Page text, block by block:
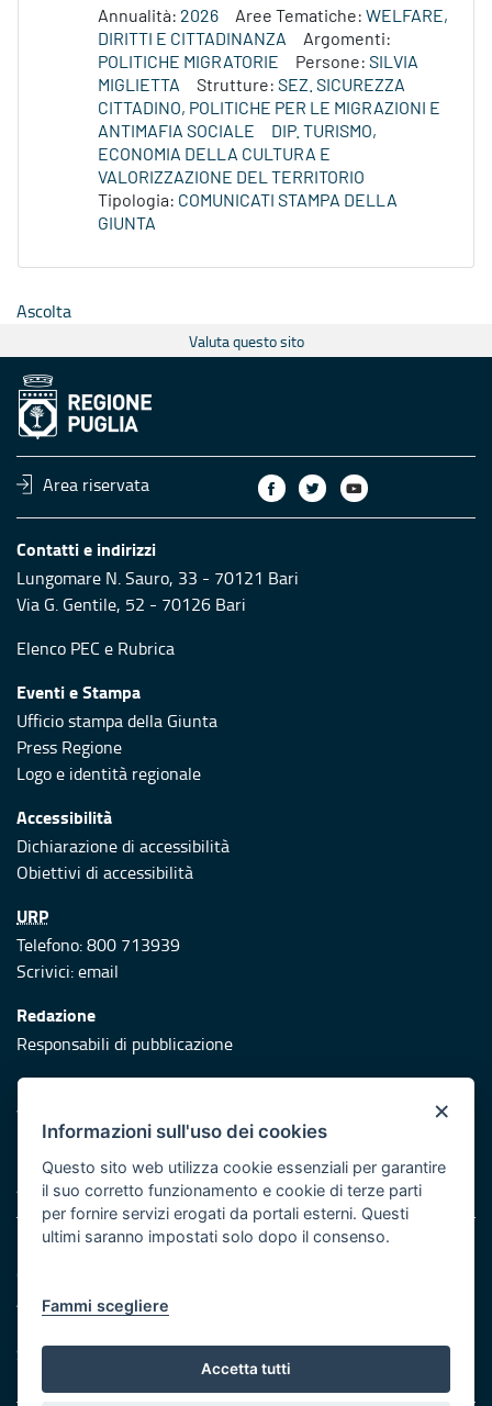
Annualità: 2026 Aree Tematiche: WELFARE,
DIRITTI E CITTADINANZA
Argomenti:
POLITICHE MIGRATORIE
Persone: SILVIA
MIGLIETTA
Strutture: SEZ. SICUREZZA
CITTADINO, POLITICHE PER LE MIGRAZIONI E
ANTIMAFIA SOCIALE
DIP. TURISMO,
ECONOMIA DELLA CULTURA E
VALORIZZAZIONE DEL TERRITORIO
Tipologia: COMUNICATI STAMPA DELLA
GIUNTA
Ascolta
Valuta questo sito
Area riservata
Contatti e indirizzi
Lungomare N. Sauro, 33 - 70121 Bari
Via G. Gentile, 52 - 70126 Bari
Elenco PEC e Rubrica
Eventi e Stampa
Ufficio stampa della Giunta
Press Regione
Logo e identità regionale
Accessibilità
Dichiarazione di accessibilità
Obiettivi di accessibilità
URP
Telefono: 800 713939
Scrivici:email
Redazione
Responsabili di pubblicazione
Protezione civile
Vai al sito di Protezione Civile Puglia
Iniziativa finanziata con risorse del POR Puglia 2014/2020 -
Asse XI
Note legali
Cookie e privacy
Atti di notifica
Servizi Intranet
×
Informazioni sull'uso dei cookies
Questo sito web utilizza cookie essenziali per garantire
il suo corretto funzionamento e cookie di terze parti
per fornire servizi erogati da portali esterni. Questi
ultimi saranno impostati solo dopo il consenso.
Fammi scegliere
Accetta tutti